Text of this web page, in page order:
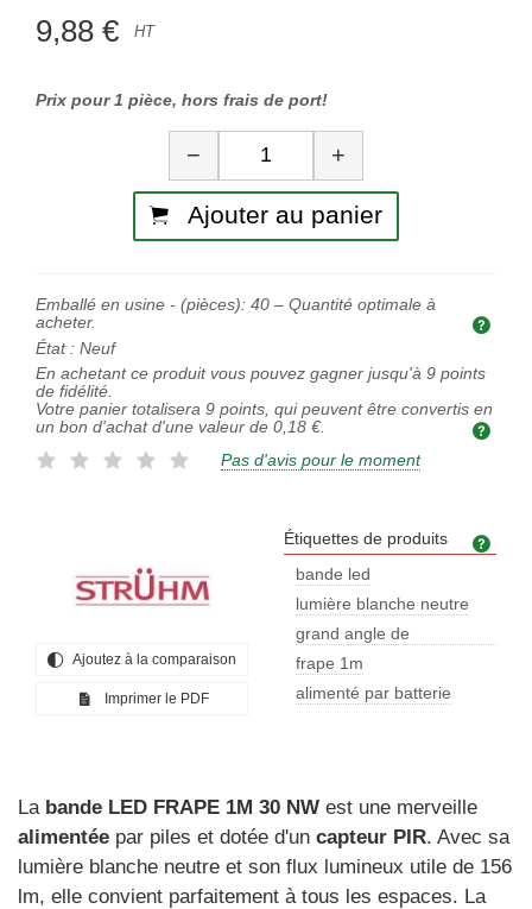
9,88 € HT
Prix pour 1 pièce, hors frais de port!
Quantité
− +
Ajouter au panier
Emballé en usine - (pièces): 40 – Quantité optimale à
acheter.
État : Neuf
En achetant ce produit vous pouvez gagner jusqu'à 9 points
de fidélité.
Votre panier totalisera 9 points, qui peuvent être convertis en
un bon d'achat d'une valeur de 0,18 €.
Pas d'avis pour le moment
Ajoutez à la comparaison
Imprimer le PDF
Étiquettes de produits
bande led
lumière blanche neutre
grand angle de
rayonnement
frape 1m
alimenté par batterie
La bande LED FRAPE 1M 30 NW est une merveille
alimentée par piles et dotée d'un capteur PIR. Avec sa
lumière blanche neutre et son flux lumineux utile de 156
lm, elle convient parfaitement à tous les espaces. La